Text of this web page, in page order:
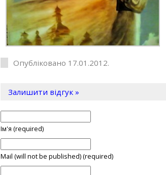
Опубліковано 17.01.2012.
Залишити відгук »
Ім'я (required)
Mail (will not be published) (required)